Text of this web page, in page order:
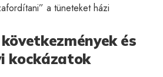
a tüneteket házi
és
kockázatok